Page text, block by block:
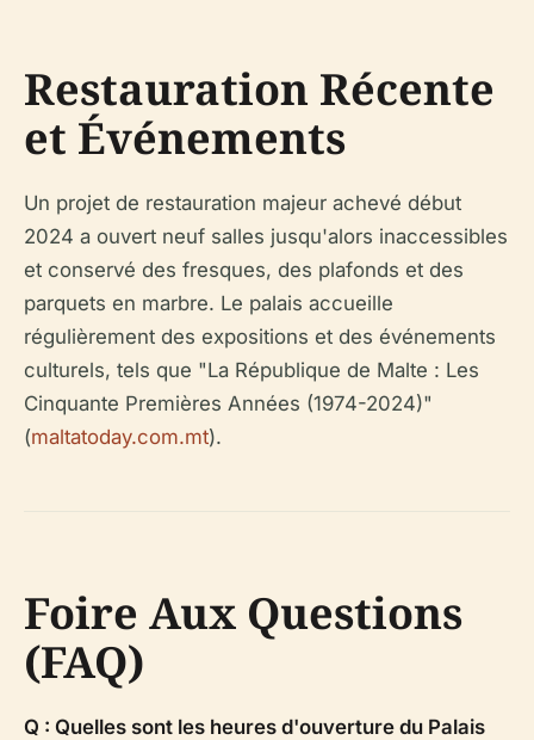
Restauration Récente
et Événements
Un projet de restauration majeur achevé début
2024 a ouvert neuf salles jusqu'alors inaccessibles
et conservé des fresques, des plafonds et des
parquets en marbre. Le palais accueille
régulièrement des expositions et des événements
culturels, tels que "La République de Malte : Les
Cinquante Premières Années (1974-2024)"
(maltatoday.com.mt).
Foire Aux Questions
(FAQ)
Q : Quelles sont les heures d'ouverture du Palais